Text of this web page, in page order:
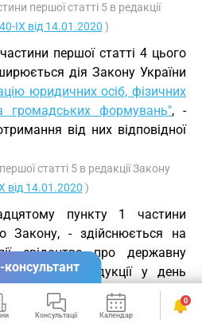
першої статті 5 в редакції
IX від 14.01.2020 )
першої статті 4 цього
дія Закону України
юридичних осіб, фізичних
громадських формувань", -
від них відповідної
статті 5 в редакції Закону
від 14.01.2020 )
пункту 1 частини
Закону, - здійснюється на
свідоцтва про державну
розподіл продукції у день
заяви.
5 доповнено новим абзацом
Консультації Календар Сервіси
0